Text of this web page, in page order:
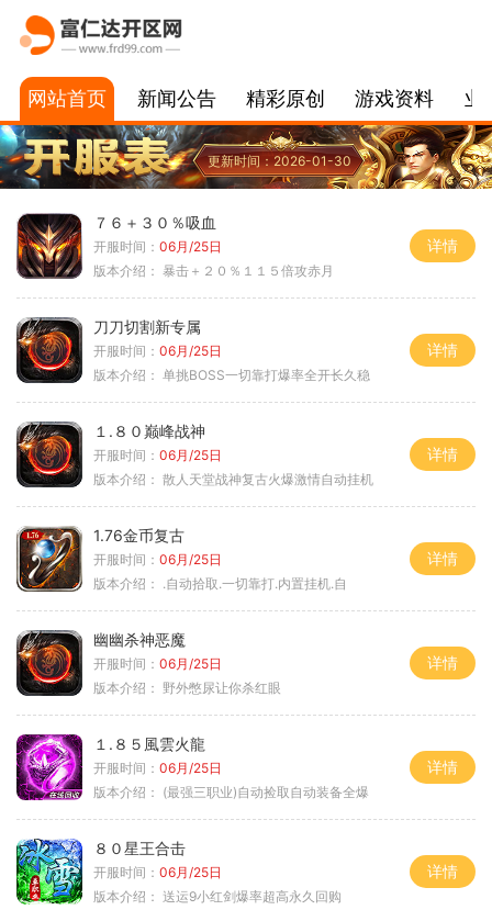
网站首页 新闻公告 精彩原创 游戏资料 业
更新时间：2026-01-30
７６＋３０％吸血
开服时间： 06月/25日
版本介绍： 暴击＋２０％１１５倍攻赤月
详情
刀刀切割新专属
开服时间： 06月/25日
版本介绍： 单挑BOSS一切靠打爆率全开长久稳
详情
１.８０巅峰战神
开服时间： 06月/25日
版本介绍： 散人天堂战神复古火爆激情自动挂机
详情
1.76金币复古
开服时间： 06月/25日
版本介绍： .自动拾取.一切靠打.内置挂机.自
详情
幽幽杀神恶魔
开服时间： 06月/25日
版本介绍： 野外憋尿让你杀红眼
详情
１.８５風雲火龍
开服时间： 06月/25日
版本介绍： (最强三职业)自动捡取自动装备全爆
详情
８０星王合击
开服时间： 06月/25日
版本介绍： 送运9小红剑爆率超高永久回购
详情